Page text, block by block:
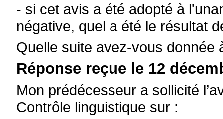
- si cet avis a été adopté à
négative, quel a été le résultat
Quelle suite avez-vous donnée
Réponse reçue le 12
Mon prédécesseur a sollicité
Contrôle linguistique sur :